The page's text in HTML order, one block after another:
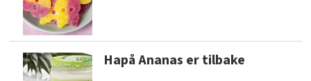
Hapå Ananas er tilbake